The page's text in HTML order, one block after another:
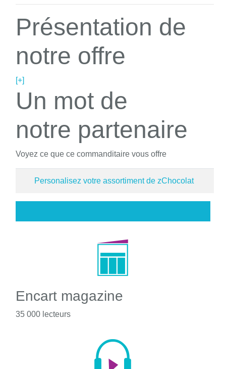
Présentation de
notre offre
[+]
Un mot de
notre partenaire
Voyez ce que ce commanditaire vous offre
Personalisez votre assortiment de zChocolat
Encart magazine
35 000 lecteurs